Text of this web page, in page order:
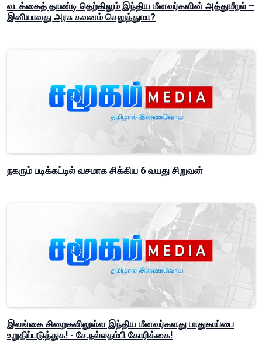
வடக்கைத் தாண்டி தெற்கிலும் இந்திய மீனவர்களின் அத்துமீறல் –
இனியாவது அரசு கவனம் செலுத்துமா?
நகரும் படிக்கட்டில் வசமாக சிக்கிய 6 வயது சிறுவன்
இலங்கை சிறைகளிலுள்ள இந்திய மீனவர்களது பாதுகாப்பை
உறுதிப்படுத்துக! - சே.நல்லதம்பி கோரிக்கை!